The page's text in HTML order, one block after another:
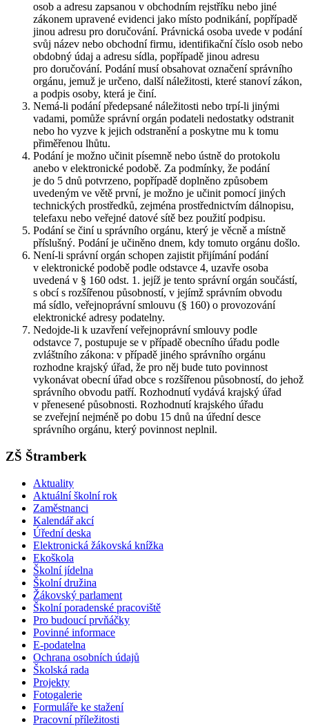
osob a adresu zapsanou v obchodním rejstříku nebo jiné
zákonem upravené evidenci jako místo podnikání, popřípadě
jinou adresu pro doručování. Právnická osoba uvede v podání
svůj název nebo obchodní firmu, identifikační číslo osob nebo
obdobný údaj a adresu sídla, popřípadě jinou adresu
pro doručování. Podání musí obsahovat označení správního
orgánu, jemuž je určeno, další náležitosti, které stanoví zákon,
a podpis osoby, která je činí.
Nemá-li podání předepsané náležitosti nebo trpí-li jinými
vadami, pomůže správní orgán podateli nedostatky odstranit
nebo ho vyzve k jejich odstranění a poskytne mu k tomu
přiměřenou lhůtu.
Podání je možno učinit písemně nebo ústně do protokolu
anebo v elektronické podobě. Za podmínky, že podání
je do 5 dnů potvrzeno, popřípadě doplněno způsobem
uvedeným ve větě první, je možno je učinit pomocí jiných
technických prostředků, zejména prostřednictvím dálnopisu,
telefaxu nebo veřejné datové sítě bez použití podpisu.
Podání se činí u správního orgánu, který je věcně a místně
příslušný. Podání je učiněno dnem, kdy tomuto orgánu došlo.
Není-li správní orgán schopen zajistit přijímání podání
v elektronické podobě podle odstavce 4, uzavře osoba
uvedená v § 160 odst. 1. jejíž je tento správní orgán součástí,
s obcí s rozšířenou působností, v jejímž správním obvodu
má sídlo, veřejnoprávní smlouvu (§ 160) o provozování
elektronické adresy podatelny.
Nedojde-li k uzavření veřejnoprávní smlouvy podle
odstavce 7, postupuje se v případě obecního úřadu podle
zvláštního zákona: v případě jiného správního orgánu
rozhodne krajský úřad, že pro něj bude tuto povinnost
vykonávat obecní úřad obce s rozšířenou působností, do jehož
správního obvodu patří. Rozhodnutí vydává krajský úřad
v přenesené působnosti. Rozhodnutí krajského úřadu
se zveřejní nejméně po dobu 15 dnů na úřední desce
správního orgánu, který povinnost neplnil.
ZŠ Štramberk
Aktuality
Aktuální školní rok
Zaměstnanci
Kalendář akcí
Úřední deska
Elektronická žákovská knížka
Ekoškola
Školní jídelna
Školní družina
Žákovský parlament
Školní poradenské pracoviště
Pro budoucí prvňáčky
Povinné informace
E-podatelna
Ochrana osobních údajů
Školská rada
Projekty
Fotogalerie
Formuláře ke stažení
Pracovní příležitosti